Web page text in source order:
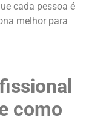
cada pessoa é
melhor para
como